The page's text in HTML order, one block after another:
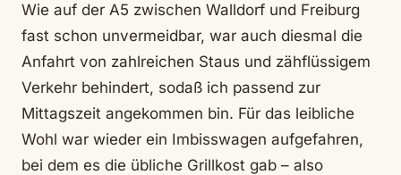
Wie auf der A5 zwischen Walldorf und Freiburg
fast schon unvermeidbar, war auch diesmal die
Anfahrt von zahlreichen Staus und zähflüssigem
Verkehr behindert, sodaß ich passend zur
Mittagszeit angekommen bin. Für das leibliche
Wohl war wieder ein Imbisswagen aufgefahren,
bei dem es die übliche Grillkost gab – also